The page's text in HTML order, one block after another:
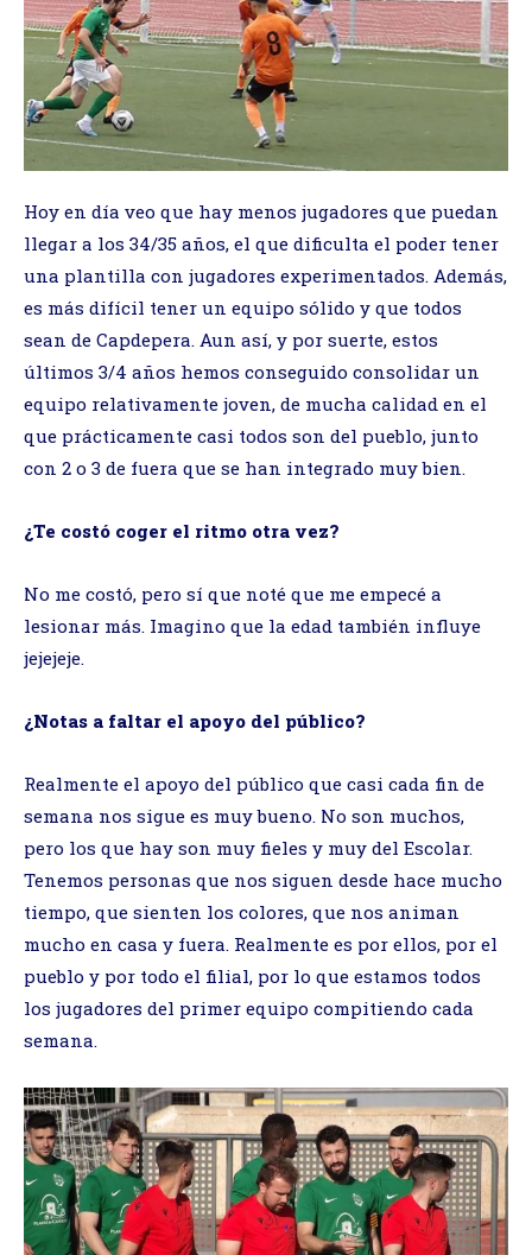
Hoy en día veo que hay menos jugadores que puedan
llegar a los 34/35 años, el que dificulta el poder tener
una plantilla con jugadores experimentados. Además,
es más difícil tener un equipo sólido y que todos
sean de Capdepera. Aun así, y por suerte, estos
últimos 3/4 años hemos conseguido consolidar un
equipo relativamente joven, de mucha calidad en el
que prácticamente casi todos son del pueblo, junto
con 2 o 3 de fuera que se han integrado muy bien.
¿Te costó coger el ritmo otra vez?
No me costó, pero sí que noté que me empecé a
lesionar más. Imagino que la edad también influye
jejejeje.
¿Notas a faltar el apoyo del público?
Realmente el apoyo del público que casi cada fin de
semana nos sigue es muy bueno. No son muchos,
pero los que hay son muy fieles y muy del Escolar.
Tenemos personas que nos siguen desde hace mucho
tiempo, que sienten los colores, que nos animan
mucho en casa y fuera. Realmente es por ellos, por el
pueblo y por todo el filial, por lo que estamos todos
los jugadores del primer equipo compitiendo cada
semana.